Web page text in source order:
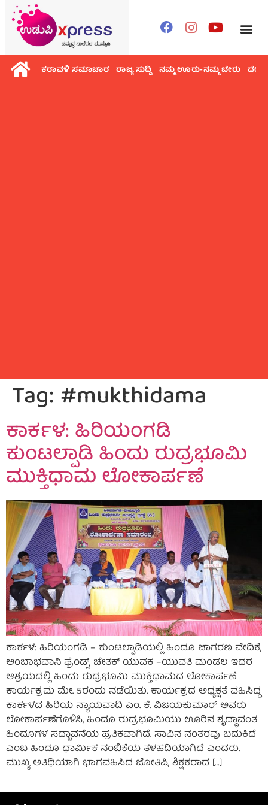
ಕರಾವಳಿ ಸಮಾಚಾರ ರಾಜ್ಯ ಸುದ್ದಿ ನಮ್ಮ ಊರು-ನಮ್ಮ ಬೇರು ದೇಶ
Tag:#mukthidama
ಕಾರ್ಕಳ: ಹಿರಿಯಂಗಡಿ
ಕುಂಟಲ್ಪಾಡಿ ಹಿಂದು ರುದ್ರಭೂಮಿ
ಮುಕ್ತಿಧಾಮ ಲೋಕಾರ್ಪಣೆ
ಕಾರ್ಕಳ: ಹಿರಿಯಂಗಡಿ – ಕುಂಟಲ್ಪಾಡಿಯಲ್ಲಿ ಹಿಂದೂ ಜಾಗರಣ ವೇದಿಕೆ,
ಅಂಬಾಭವಾನಿ ಫ್ರೆಂಡ್ಸ್, ಚೇತಕ್ ಯುವಕ –ಯುವತಿ ಮಂಡಲ ಇದರ
ಆಶ್ರಯದಲ್ಲಿ ಹಿಂದು ರುದ್ರಭೂಮಿ ಮುಕ್ತಿಧಾಮದ ಲೋಕಾರ್ಪಣೆ
ಕಾರ್ಯಕ್ರಮ ಮೇ. 5ರಂದು ನಡೆಯಿತು. ಕಾರ್ಯಕ್ರದ ಅಧ್ಯಕ್ಷತೆ ವಹಿಸಿದ್ದ
ಕಾರ್ಕಳದ ಹಿರಿಯ ನ್ಯಾಯವಾದಿ ಎಂ. ಕೆ. ವಿಜಯಕುಮಾರ್ ಅವರು
ಲೋಕಾರ್ಪಣೆಗೊಳಿಸಿ, ಹಿಂದೂ ರುದ್ರಭೂಮಿಯು ಊರಿನ ಶೃದ್ಧಾವಂತ
ಹಿಂದೂಗಳ ಸದ್ಬಾವನೆಯ ಪ್ರತಿಕವಾಗಿದೆ. ಸಾವಿನ ನಂತರವು ಬದುಕಿದೆ
ಎಂಬ ಹಿಂದೂ ಧಾರ್ಮಿಕ ನಂಬಿಕೆಯ ತಳಹದಿಯಾಗಿದೆ ಎಂದರು.
ಮುಖ್ಯ ಅತಿಥಿಯಾಗಿ ಭಾಗವಹಿಸಿದ ಜೋತಿಷಿ, ಶಿಕ್ಷಕರಾದ […]